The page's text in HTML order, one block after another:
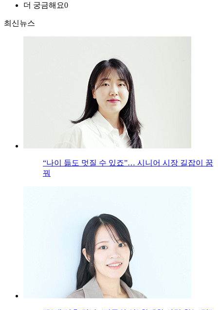
더 궁금해요0
최신뉴스
“나이 듦도 멋질 수 있죠”… 시니어 시장 길잡이 꿈
꿔